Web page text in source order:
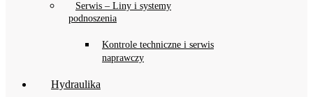
Serwis – Liny i systemy
podnoszenia
Kontrole techniczne i serwis
naprawczy
Hydraulika